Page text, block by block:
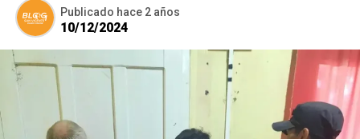
Publicado hace 2 años
10/12/2024